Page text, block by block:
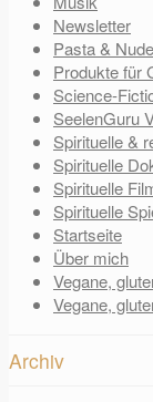
Newsletter
Pasta &
Produkte für
Science-
SeelenGuru
Spirituelle &
Spirituelle
Spirituelle
Spirituelle
Startseite
Über mich
Vegane,
Vegane,
Archiv